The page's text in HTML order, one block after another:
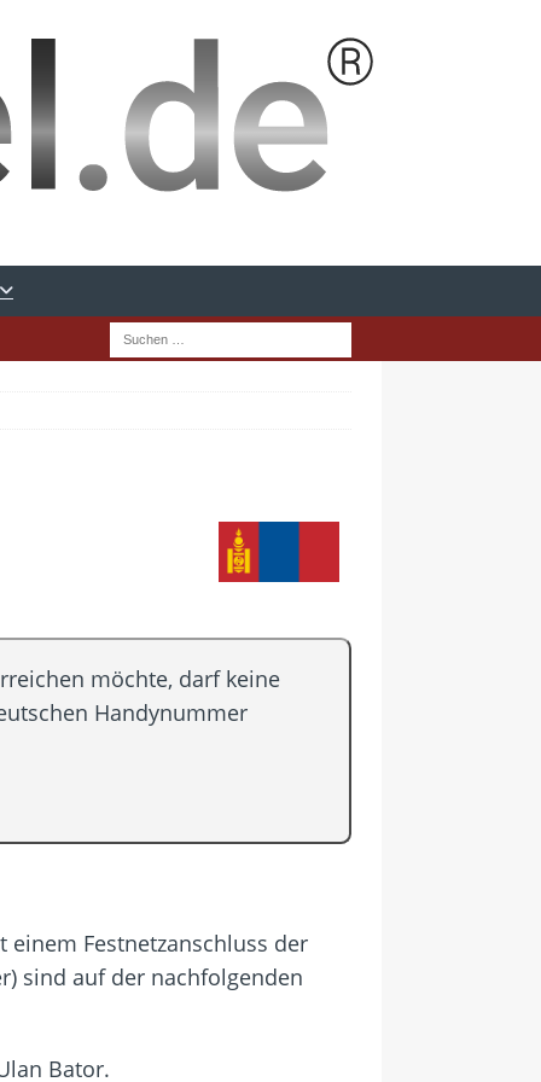
möchte, darf keine
Handynummer
Festnetzanschluss der
sind auf der nachfolgenden
Bator.